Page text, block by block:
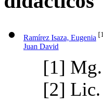
Ramírez Isaza, Eugenia
Juan David
[1]
[2] Lic.